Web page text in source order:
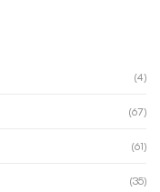
(4)
(67)
(61)
(35)